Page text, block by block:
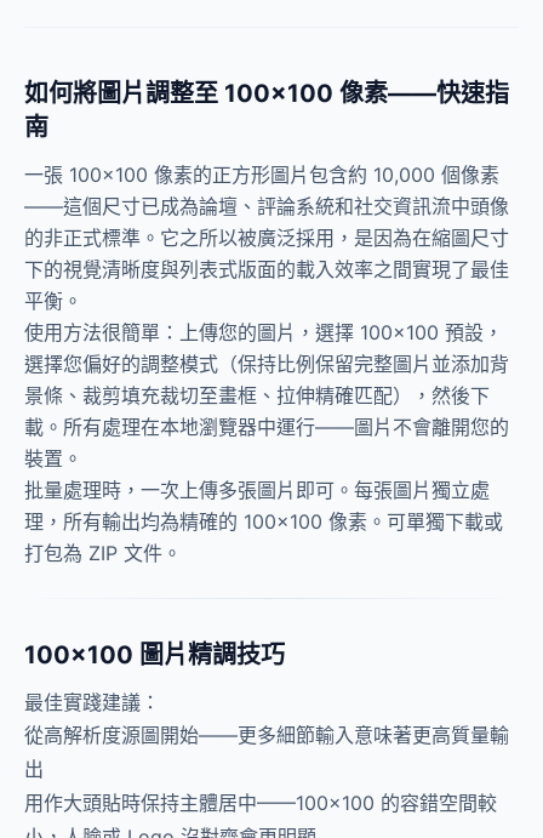
如何將圖片調整至 100×100 像素——快速指
南
一張 100×100 像素的正方形圖片包含約 10,000 個像素
——這個尺寸已成為論壇、評論系統和社交資訊流中頭像
的非正式標準。它之所以被廣泛採用，是因為在縮圖尺寸
下的視覺清晰度與列表式版面的載入效率之間實現了最佳
平衡。
使用方法很簡單：上傳您的圖片，選擇 100×100 預設，
選擇您偏好的調整模式（保持比例保留完整圖片並添加背
景條、裁剪填充裁切至畫框、拉伸精確匹配），然後下
載。所有處理在本地瀏覽器中運行——圖片不會離開您的
裝置。
批量處理時，一次上傳多張圖片即可。每張圖片獨立處
理，所有輸出均為精確的 100×100 像素。可單獨下載或
打包為 ZIP 文件。
100×100 圖片精調技巧
最佳實踐建議：
從高解析度源圖開始——更多細節輸入意味著更高質量輸
出
用作大頭貼時保持主體居中——100×100 的容錯空間較